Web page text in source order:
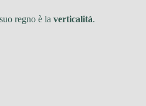
regno è la verticalità.